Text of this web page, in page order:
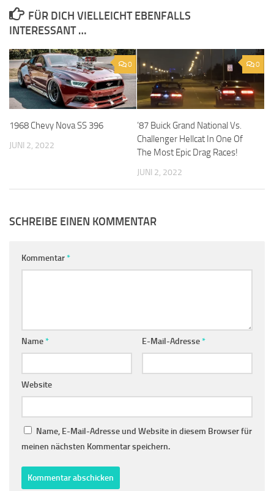
FÜR DICH VIELLEICHT EBENFALLS
INTERESSANT …
0
1968 Chevy Nova SS 396
JUNI 2, 2022
0
’87 Buick Grand National Vs.
Challenger Hellcat In One Of
The Most Epic Drag Races!
JUNI 2, 2022
SCHREIBE EINEN KOMMENTAR
Kommentar*
Name* E-Mail-Adresse*
Website
Name, E-Mail-Adresse und Website in diesem Browser für
meinen nächsten Kommentar speichern.